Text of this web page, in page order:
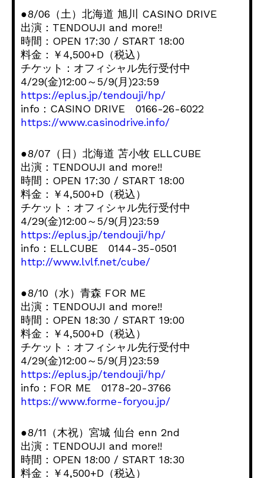
●8/06（土）北海道 旭川 CASINO DRIVE
出演：TENDOUJI and more!!
時間：OPEN 17:30 / START 18:00
料金：￥4,500+D（税込）
チケット：オフィシャル先行受付中
4/29(金)12:00～5/9(月)23:59
https://eplus.jp/tendouji/hp/
info：CASINO DRIVE 0166-26-6022
https://www.casinodrive.info/
●8/07（日）北海道 苫小牧 ELLCUBE
出演：TENDOUJI and more!!
時間：OPEN 17:30 / START 18:00
料金：￥4,500+D（税込）
チケット：オフィシャル先行受付中
4/29(金)12:00～5/9(月)23:59
https://eplus.jp/tendouji/hp/
info：ELLCUBE 0144-35-0501
http://www.lvlf.net/cube/
●8/10（水）青森 FOR ME
出演：TENDOUJI and more!!
時間：OPEN 18:30 / START 19:00
料金：￥4,500+D（税込）
チケット：オフィシャル先行受付中
4/29(金)12:00～5/9(月)23:59
https://eplus.jp/tendouji/hp/
info：FOR ME 0178-20-3766
https://www.forme-foryou.jp/
●8/11（木祝）宮城 仙台 enn 2nd
出演：TENDOUJI and more!!
時間：OPEN 18:00 / START 18:30
料金：￥4,500+D（税込）